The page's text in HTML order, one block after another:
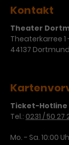
Anbieter
Laufzeit
Laufzeit
Kontakt
Theater
Theaterkarree 1
44137 Dortmund
Ticket-Hotline
Tel.: 0231 / 50 27
Mo. - Sa. 10:00